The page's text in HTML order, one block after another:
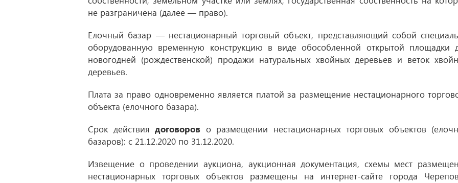
не разграничена (далее — право).
Елочный базар — нестационарный торговый объект, представляющий собой
оборудованную временную конструкцию в виде обособленной открытой площадки
новогодней (рождественской) продажи натуральных хвойных деревьев и веток
деревьев.
Плата за право одновременно является платой за размещение нестационарного
объекта (елочного базара).
Срок действия договоров о размещении нестационарных торговых объектов
базаров): с 21.12.2020 по 31.12.2020.
Извещение о проведении аукциона, аукционная документация, схемы мест
нестационарных торговых объектов размещены на интернет-сайте города